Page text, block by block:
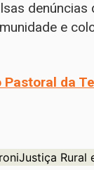
e
Pastoral da
Justiça Rural